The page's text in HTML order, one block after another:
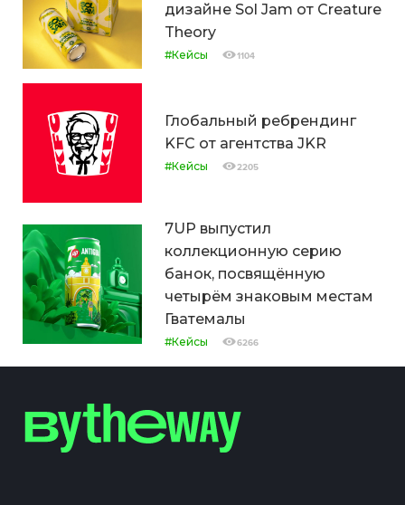
дизайне Sol Jam от Creature
Theory
#Кейсы 1104
Глобальный ребрендинг
KFC от агентства JKR
#Кейсы 2205
7UP выпустил
коллекционную серию
банок, посвящённую
четырём знаковым местам
Гватемалы
#Кейсы 6266